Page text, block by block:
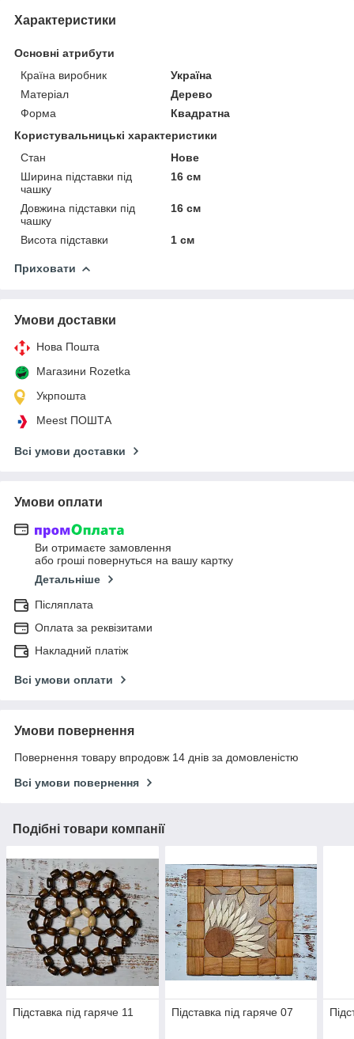
Характеристики
Основні атрибути
Країна виробник
Україна
Матеріал
Дерево
Форма
Квадратна
Користувальницькі характеристики
Стан
Нове
Ширина підставки під
чашку
16 см
Довжина підставки під
чашку
16 см
Висота підставки 1 см
Приховати
Умови доставки
Нова Пошта
Магазини Rozetka
Укрпошта
Meest ПОШТА
Всі умови доставки
Умови оплати
Ви отримаєте замовлення
або гроші повернуться на вашу картку
Детальніше
Післяплата
Оплата за реквізитами
Накладний платіж
Всі умови оплати
Умови повернення
Повернення товару впродовж 14 днів за домовленістю
Всі умови повернення
Подібні товари компанії
Підставка під гаряче 11 Підставка під гаряче 07